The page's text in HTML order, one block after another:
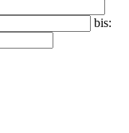
bis: